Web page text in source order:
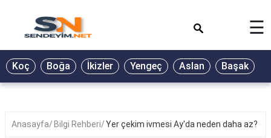
BİYOGRAFİ
GALERİ
☰
Koç Boğa İkizler Yengeç Aslan Başak
Anasayfa Bilgi Rehberi Yer çekim ivmesi Ay'da neden daha az?